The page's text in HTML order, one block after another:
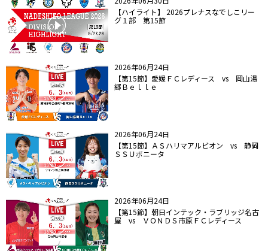
【ハイライト】 2026プレナスなでしこリー
グ１部 第15節
2026年06月24日
【第15節】愛媛ＦＣレディース vs 岡山湯
郷Ｂｅｌｌｅ
2026年06月24日
【第15節】ＡＳハリマアルビオン vs 静岡
ＳＳＵボニータ
2026年06月24日
【第15節】朝日インテック・ラブリッジ名古
屋 vs ＶＯＮＤＳ市原ＦＣレディース